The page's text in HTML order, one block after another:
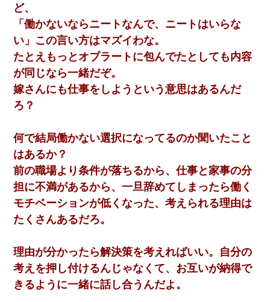
ど、
「働かないならニートなんで、ニートはいらな
い」この言い方はマズイわな。
たとえもっとオブラートに包んでたとしても内容
が同じなら一緒だぞ。
嫁さんにも仕事をしようという意思はあるんだ
ろ？
何で結局働かない選択になってるのか聞いたこと
はあるか？
前の職場より条件が落ちるから、仕事と家事の分
担に不満があるから、一旦辞めてしまったら働く
モチベーションが低くなった、考えられる理由は
たくさんあるだろ。
理由が分かったら解決策を考えればいい。自分の
考えを押し付けるんじゃなくて、お互いが納得で
きるように一緒に話し合うんだよ。